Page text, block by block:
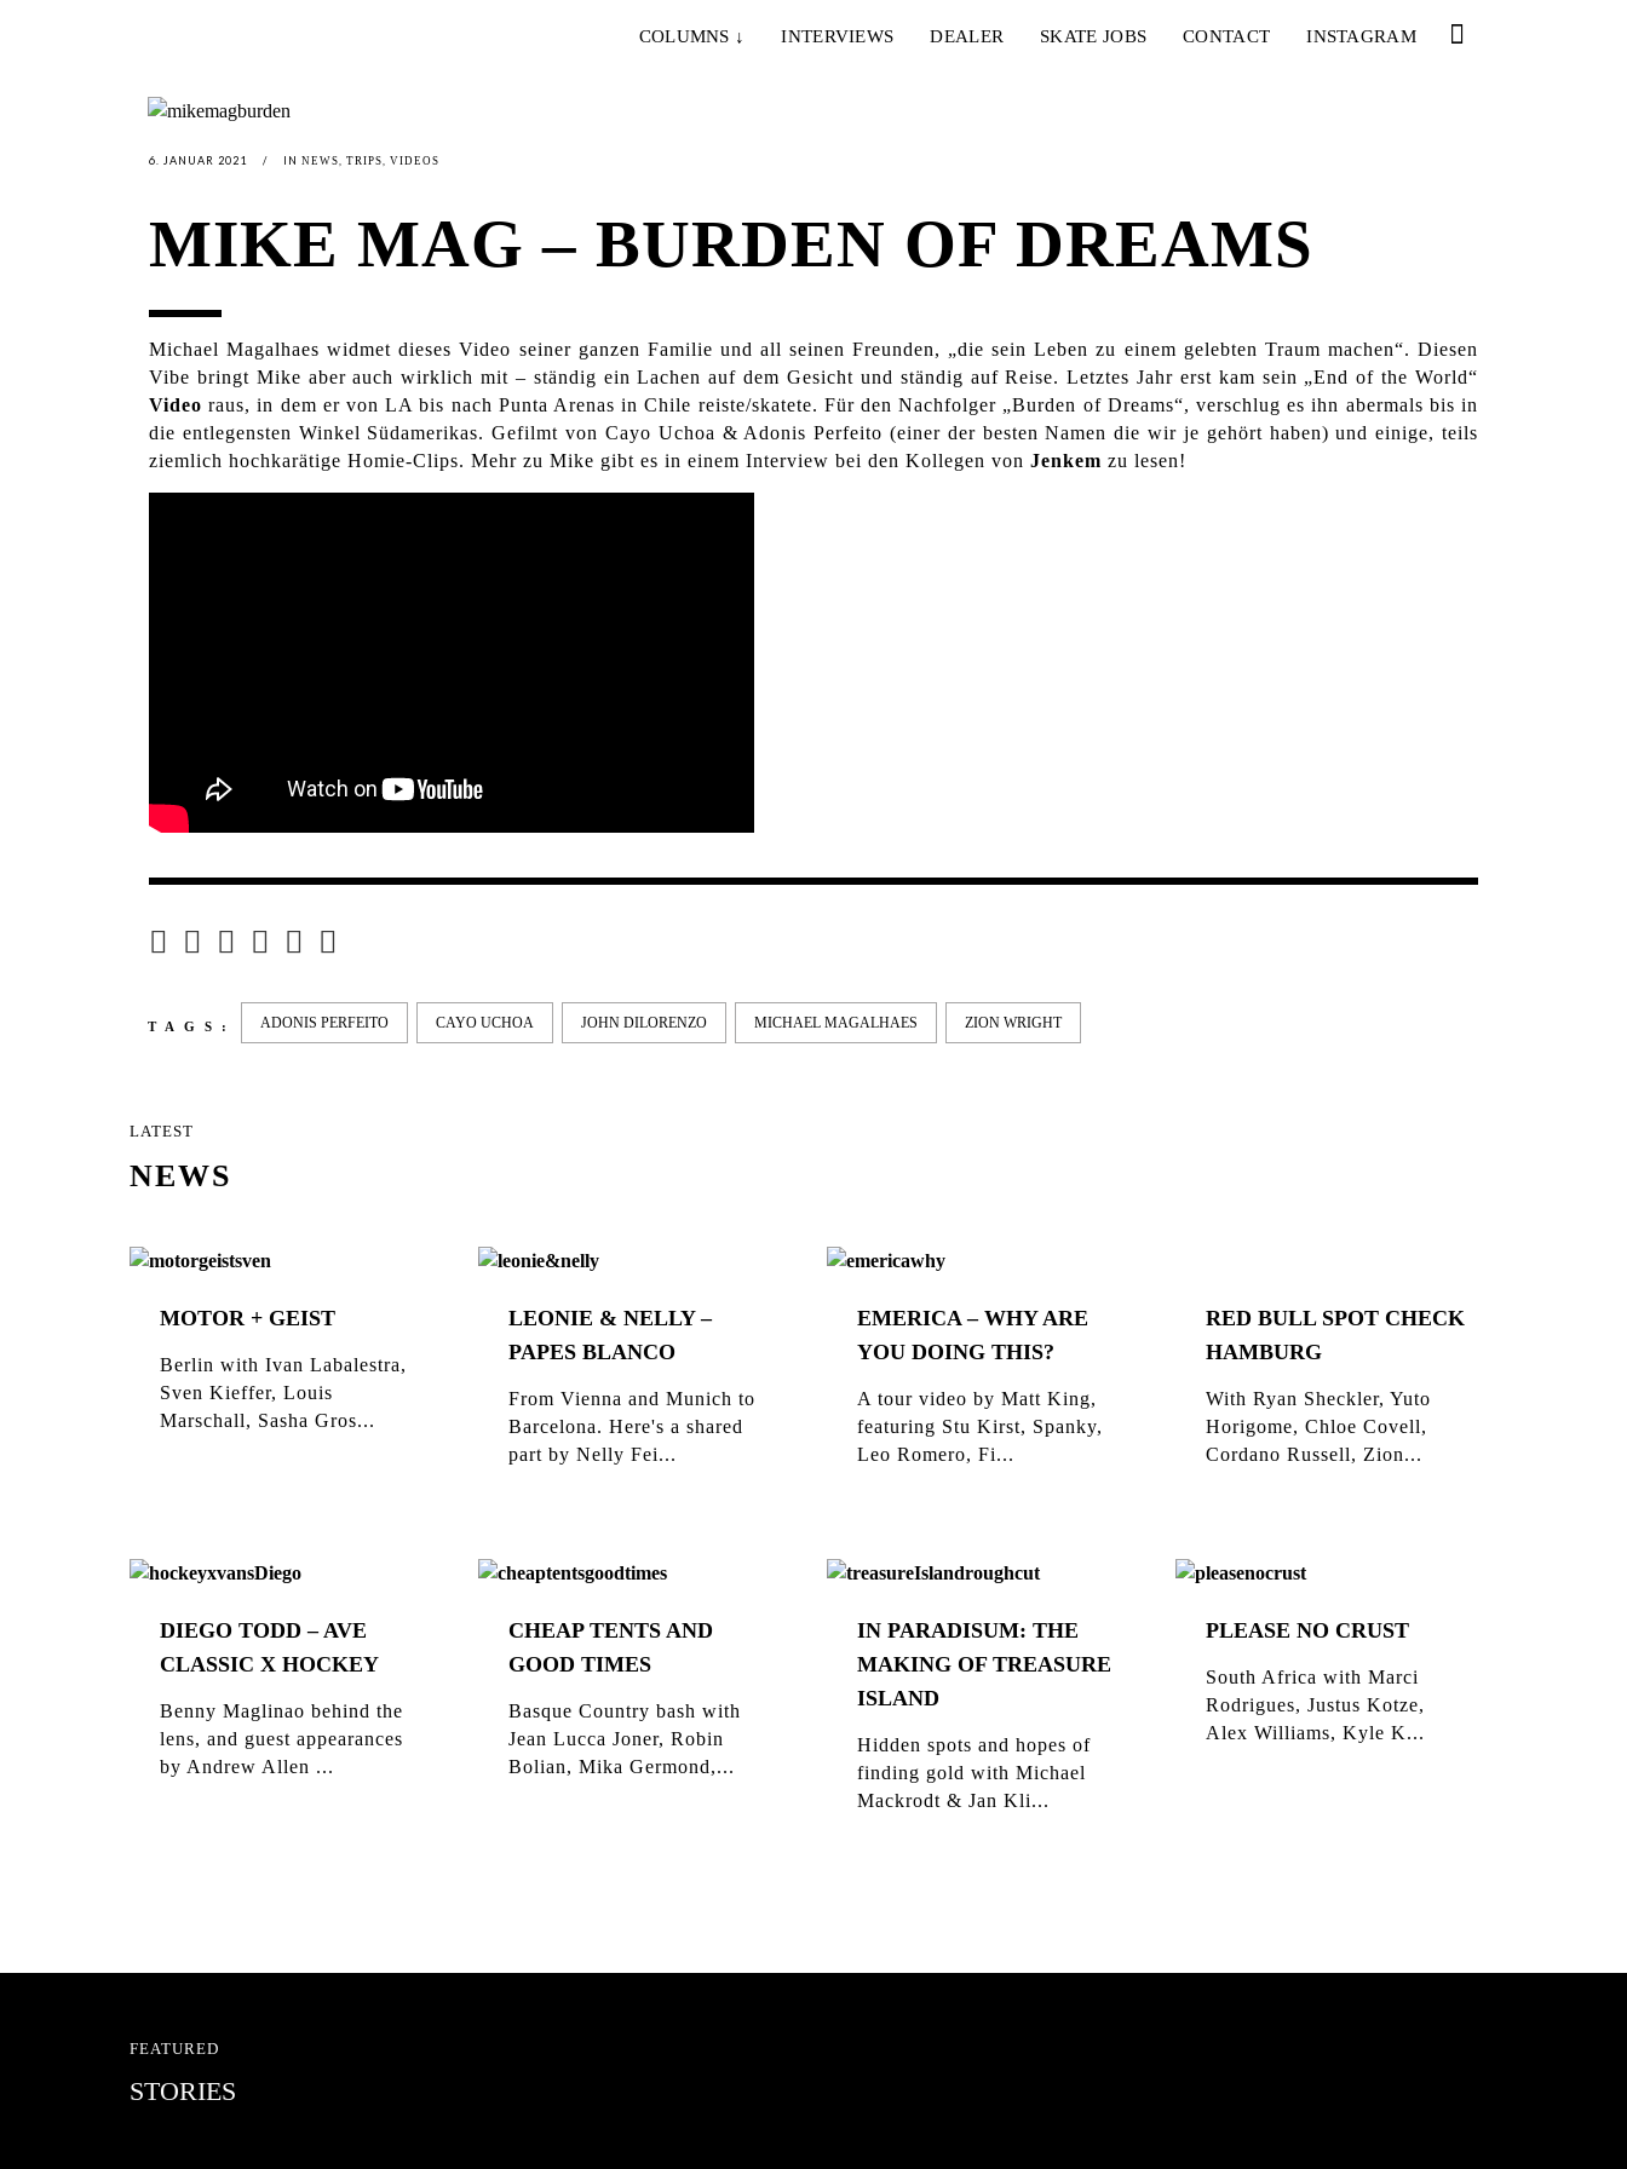
COLUMNS ↓ INTERVIEWS DEALER SKATE JOBS CONTACT INSTAGRAM
6. JANUAR 2021 IN NEWS TRIPS VIDEOS
MIKE MAG – BURDEN OF DREAMS
Michael Magalhaes widmet dieses Video seiner ganzen Familie und all seinen Freunden, „die sein Leben zu einem gelebten Traum machen“. Diesen
Vibe bringt Mike aber auch wirklich mit – ständig ein Lachen auf dem Gesicht und ständig auf Reise. Letztes Jahr erst kam sein „End of the World“
Video raus, in dem er von LA bis nach Punta Arenas in Chile reiste/skatete. Für den Nachfolger „Burden of Dreams“, verschlug es ihn abermals bis in
die entlegensten Winkel Südamerikas. Gefilmt von Cayo Uchoa & Adonis Perfeito (einer der besten Namen die wir je gehört haben) und einige, teils
ziemlich hochkarätige Homie-Clips. Mehr zu Mike gibt es in einem Interview bei den Kollegen von Jenkem zu lesen!
TAGS: ADONIS PERFEITO CAYO UCHOA JOHN DILORENZO MICHAEL MAGALHAES ZION WRIGHT
LATEST
NEWS
MOTOR + GEIST
Berlin with Ivan Labalestra,
Sven Kieffer, Louis
Marschall, Sasha Gros...
LEONIE & NELLY –
PAPES BLANCO
From Vienna and Munich to
Barcelona. Here's a shared
part by Nelly Fei...
EMERICA – WHY ARE
YOU DOING THIS?
A tour video by Matt King,
featuring Stu Kirst, Spanky,
Leo Romero, Fi...
RED BULL SPOT CHECK
HAMBURG
With Ryan Sheckler, Yuto
Horigome, Chloe Covell,
Cordano Russell, Zion...
DIEGO TODD – AVE
CLASSIC X HOCKEY
Benny Maglinao behind the
lens, and guest appearances
by Andrew Allen ...
CHEAP TENTS AND
GOOD TIMES
Basque Country bash with
Jean Lucca Joner, Robin
Bolian, Mika Germond,...
IN PARADISUM: THE
MAKING OF TREASURE
ISLAND
Hidden spots and hopes of
finding gold with Michael
Mackrodt & Jan Kli...
PLEASE NO CRUST
South Africa with Marci
Rodrigues, Justus Kotze,
Alex Williams, Kyle K...
FEATURED
STORIES